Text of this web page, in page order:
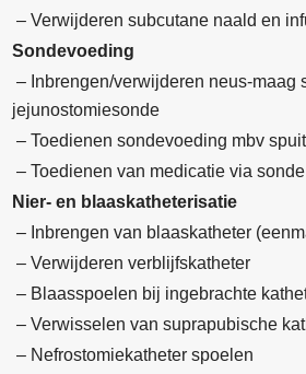
– Verwijderen subcutane naald en
Sondevoeding
– Inbrengen/verwijderen neus-maag
jejunostomiesonde
– Toedienen sondevoeding mbv
– Toedienen van medicatie via sonde
Nier- en blaaskatheterisatie
– Inbrengen van blaaskatheter
– Verwijderen verblijfskatheter
– Blaasspoelen bij ingebrachte
– Verwisselen van suprapubische
– Nefrostomiekatheter spoelen